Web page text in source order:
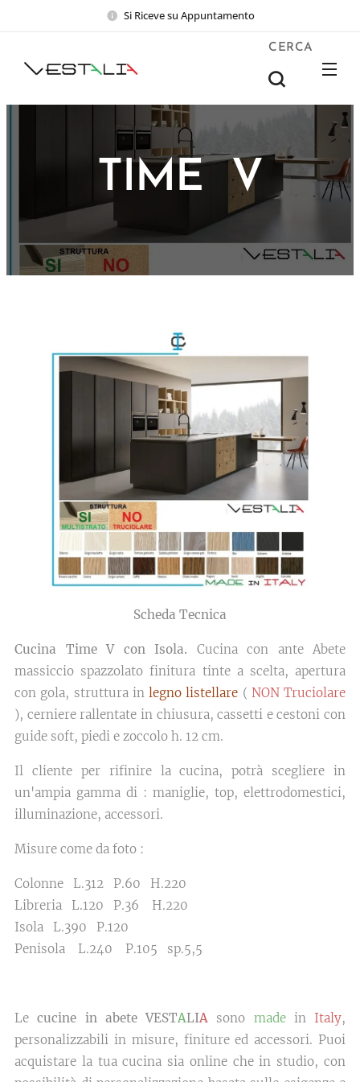
Si Riceve su Appuntamento
CERCA
TIME V
Scheda Tecnica
Cucina Time V con Isola. Cucina con ante Abete
massiccio spazzolato finitura tinte a scelta, apertura
con gola, struttura in legno listellare ( NON Truciolare
), cerniere rallentate in chiusura, cassetti e cestoni con
guide soft, piedi e zoccolo h. 12 cm.
Il cliente per rifinire la cucina, potrà scegliere in
un'ampia gamma di : maniglie, top, elettrodomestici,
illuminazione, accessori.
Misure come da foto :
Colonne L.312 P.60 H.220
Libreria L.120 P.36 H.220
Isola L.390 P.120
Penisola L.240 P.105 sp.5,5
Lecucine in abete VESTALIA sono madein Italy,
personalizzabili in misure, finiture ed accessori. Puoi
acquistare la tua cucina sia online che in studio, con